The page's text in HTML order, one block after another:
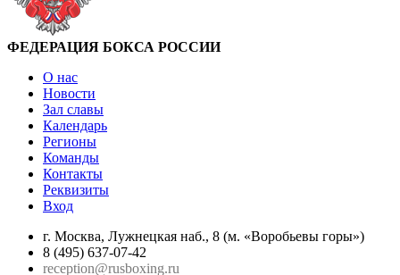
ФЕДЕРАЦИЯ БОКСА РОССИИ
О нас
Новости
Зал славы
Календарь
Регионы
Команды
Контакты
Реквизиты
Вход
г. Москва, Лужнецкая наб., 8 (м. «Воробьевы горы»)
8 (495) 637-07-42
reception@rusboxing.ru